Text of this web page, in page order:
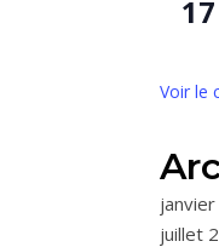
17
Voir le
juillet